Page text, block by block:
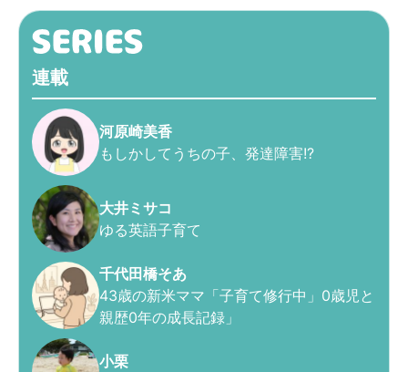
連載
河原崎美香
もしかしてうちの子、発達障害!?
大井ミサコ
ゆる英語子育て
千代田橋そあ
43歳の新米ママ「子育て修行中」0歳児と
親歴0年の成長記録」
小栗